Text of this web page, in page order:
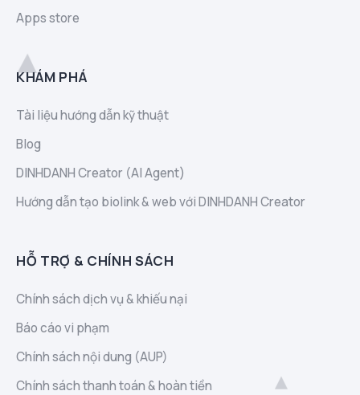
Apps store
KHÁM PHÁ
Tài liệu hướng dẫn kỹ thuật
Blog
DINHDANH Creator (AI Agent)
Hướng dẫn tạo biolink & web với DINHDANH Creator
HỖ TRỢ & CHÍNH SÁCH
Chính sách dịch vụ & khiếu nại
Báo cáo vi phạm
Chính sách nội dung (AUP)
Chính sách thanh toán & hoàn tiền